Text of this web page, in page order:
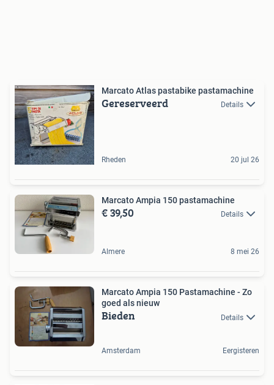
Marcato Atlas pastabike pastamachine
Gereserveerd Details
Rheden 20 jul 26
Marcato Ampia 150 pastamachine
€ 39,50 Details
Almere 8 mei 26
Marcato Ampia 150 Pastamachine - Zo
goed als nieuw
Bieden Details
Amsterdam Eergisteren